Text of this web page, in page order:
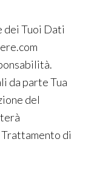
dei Tuoi Dati
da parte Tua
del
di